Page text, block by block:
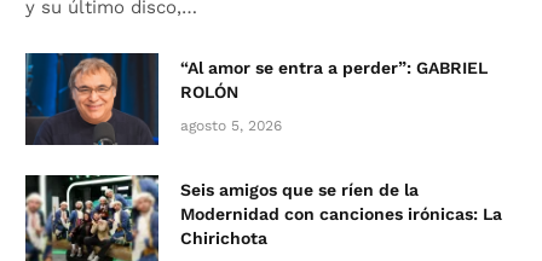
y su último disco,…
“Al amor se entra a perder”: GABRIEL
ROLÓN
agosto 5, 2026
Seis amigos que se ríen de la
Modernidad con canciones irónicas: La
Chirichota